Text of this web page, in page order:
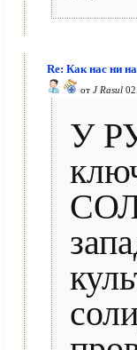
Re: Как нас ни
от J Rasul
У